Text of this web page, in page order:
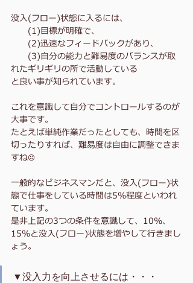
没入(フロー)状態に入るには、
(1)目標が明確で、
(2)迅速なフィードバックがあり、
(3)自分の能力と難易度のバランスが取
れたギリギリの所で活動している
と良い事が知られています。
これを意識して自分でコントロールするのが
大事です。
たとえば単純作業だったとしても、時間を区
切ったりすれば、難易度は自由に調整できま
すね☺️
一般的なビジネスマンだと、 没入(フロー)状
態で仕事をしている時間は5%程度といわれ
ています。
是非上記の3つの条件を意識して、10%、
15%と没入(フロー)状態を増やして行きまし
ょう。
▼没入力を向上させるには・・・